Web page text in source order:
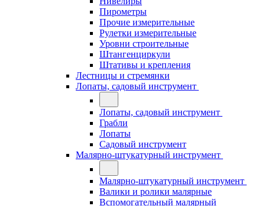
Пирометры
Прочие измерительные
Рулетки измерительные
Уровни строительные
Штангенциркули
Штативы и крепления
Лестницы и стремянки
Лопаты, садовый инструмент
Лопаты, садовый инструмент
Грабли
Лопаты
Садовый инструмент
Малярно-штукатурный инструмент
Малярно-штукатурный инструмент
Валики и ролики малярные
Вспомогательный малярный